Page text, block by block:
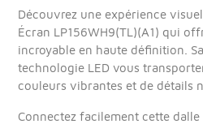
Découvrez une expérience
Écran LP156WH9(TL)(A1) qui
incroyable en haute définition.
technologie LED vous
couleurs vibrantes et de détails
Connectez facilement cette